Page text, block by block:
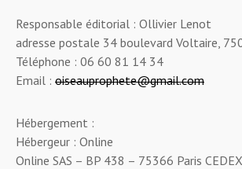
Responsable éditorial : Ollivier Lenot
adresse postale 34 boulevard Voltaire,
Téléphone : 06 60 81 14 34
Email : oiseauprophete@gmail.com
Hébergement :
Hébergeur : Online
Online SAS – BP 438 – 75366 Paris